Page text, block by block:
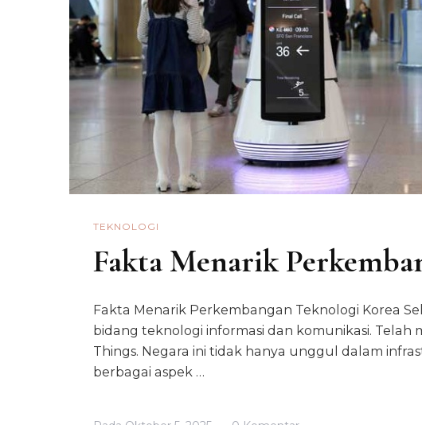
TEKNOLOGI
Fakta Menarik
Fakta Menarik Perkembangan Teknologi Korea
bidang teknologi informasi dan komunikasi.
Things. Negara ini tidak hanya unggul dalam
berbagai aspek …